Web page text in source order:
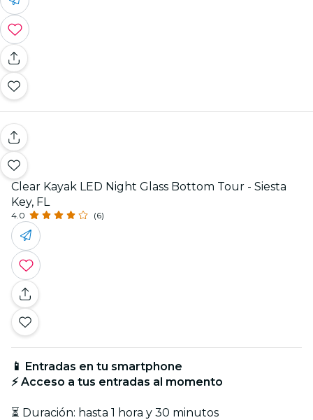
Clear Kayak LED Night Glass Bottom Tour - Siesta
Key, FL
4.0 (6)
📱 Entradas en tu smartphone
⚡ Acceso a tus entradas al momento
⏳ Duración: hasta 1 hora y 30 minutos